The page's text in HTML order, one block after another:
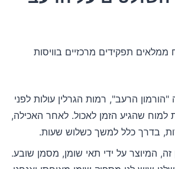
תפקידים מרכזיים בוויסות
"הורמון הרעב", רמות הגרלין עולות לפני
למוח שהגיע הזמן לאכול. לאחר האכילה,
בדרך כלל למשך כשלוש שעות.
זה, המיוצר על ידי תאי שומן, מסמן שובע.